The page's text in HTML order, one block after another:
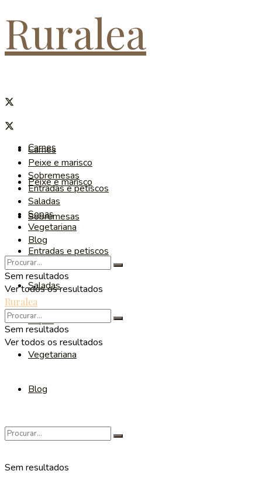
Ruralea
Carnes
Peixe e marisco
Sobremesas
Entradas e petiscos
Saladas
Sopas
Vegetariana
Blog
Sem resultados
Carnes
Peixe e marisco
Sobremesas
Entradas e petiscos
Saladas
Sopas
Vegetariana
Blog
Sem resultados
Ver todos os resultados
Ruralea
Sem resultados
Ver todos os resultados